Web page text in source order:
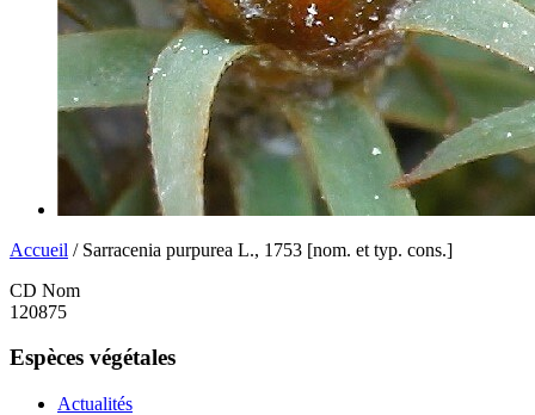
Accueil / Sarracenia purpurea L., 1753 [nom. et typ. cons.]
CD Nom
120875
Espèces végétales
Actualités